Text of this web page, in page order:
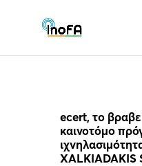
ecert, το
καινοτόμο
XALKIADAKIS